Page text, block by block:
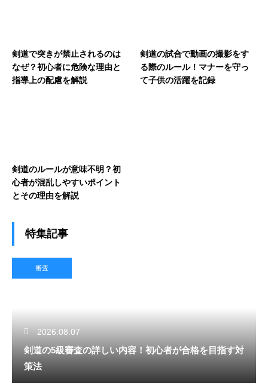
剣道で突きが禁止されるのは
なぜ？初心者に危険な理由と
指導上の配慮を解説
剣道の試合で動画の撮影をす
る際のルール！マナーを守っ
て子供の活躍を記録
剣道のルールが意味不明？初
心者が混乱しやすいポイント
とその理由を解説
特集記事
審査
2026.08.07
剣道の5級審査の詳しい内容！初心者が合格を目指す対
策法